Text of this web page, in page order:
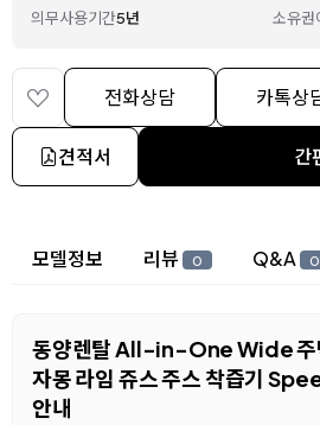
의무사용기간5년 소유권
전화상담 카톡상
견적서 간
상세 정보
모델정보 리뷰 0 Q&A 0
동양렌탈 All-in-One Wide 주
자몽 라임 쥬스 주스 착즙기
안내